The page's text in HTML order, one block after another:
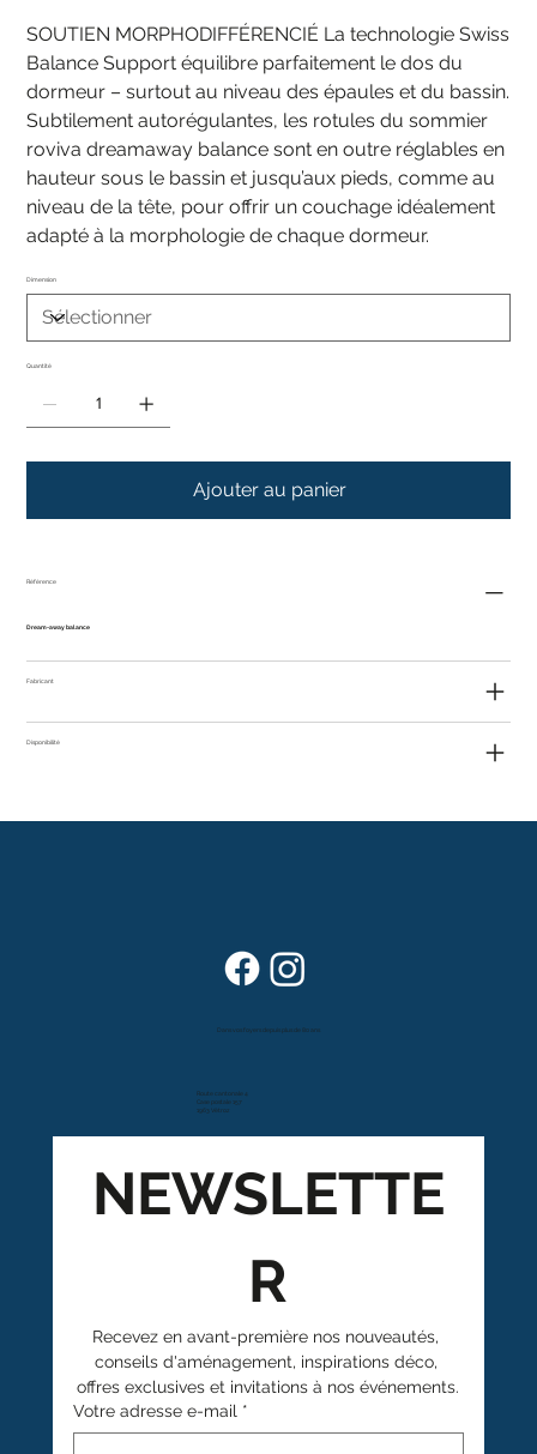
SOUTIEN MORPHODIFFÉRENCIÉ La technologie Swiss
Balance Support équilibre parfaitement le dos du
dormeur – surtout au niveau des épaules et du bassin.
Subtilement autorégulantes, les rotules du sommier
roviva dreamaway balance sont en outre réglables en
hauteur sous le bassin et jusqu’aux pieds, comme au
niveau de la tête, pour offrir un couchage idéalement
adapté à la morphologie de chaque dormeur.
Dimension
Quantité
Ajouter au panier
Référence
Dream-away balance
Fabricant
Disponibilité
Route cantonale 4
Case postale 157
1963 Vétroz
Dans vos foyers depuis plus de 80 ans
NEWSLETTE
R
Recevez en avant-première nos nouveautés,
conseils d'aménagement, inspirations déco,
offres exclusives et invitations à nos événements.
Votre adresse e-mail *